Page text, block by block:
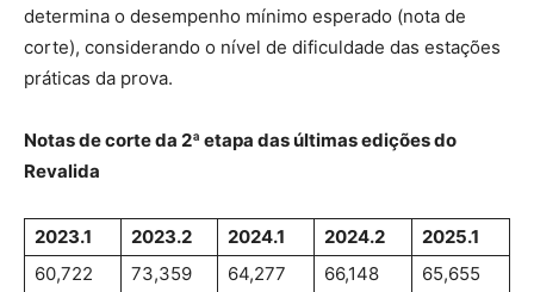
determina o desempenho mínimo esperado (nota de
corte), considerando o nível de dificuldade das estações
práticas da prova.
Notas de corte da 2ª etapa das últimas edições do
Revalida
2023.1 2023.2 2024.1 2024.2
2025.1
60,722
73,359
64,277
66,148
65,655